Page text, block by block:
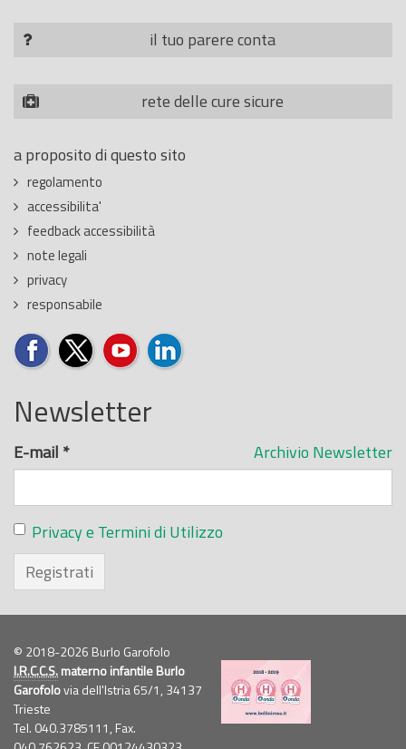
il tuo parere conta
rete delle cure sicure
a proposito di questo sito
regolamento
accessibilita'
feedback accessibilità
note legali
privacy
responsabile
Newsletter
Archivio Newsletter
E-mail *
Privacy e Termini di Utilizzo
Registrati
© 2018-2026 Burlo Garofolo
I.R.C.C.S.materno infantile Burlo
Garofolovia dell'Istria 65/1, 34137
Trieste
Tel. 040.3785111, Fax.